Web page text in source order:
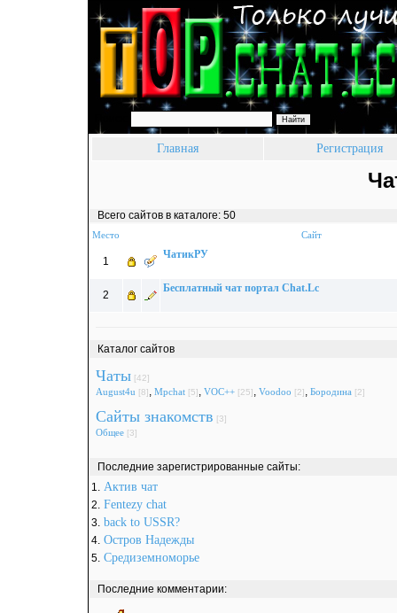
Главная Регистрация
Всего сайтов в каталоге: 50
Место Сайт
1
ЧатикРУ
2
Бесплатный чат портал Chat.Lc
Каталог сайтов
Чаты [42]
August4u [8], Mpchat [5], VOC++ [25], Voodoo [2], Бородина [2]
Сайты знакомств [3]
Общее [3]
Последние зарегистрированные сайты:
1. Актив чат
2. Fentezy chat
3. back to USSR?
4. Остров Надежды
5. Средиземноморье
Последние комментарии: